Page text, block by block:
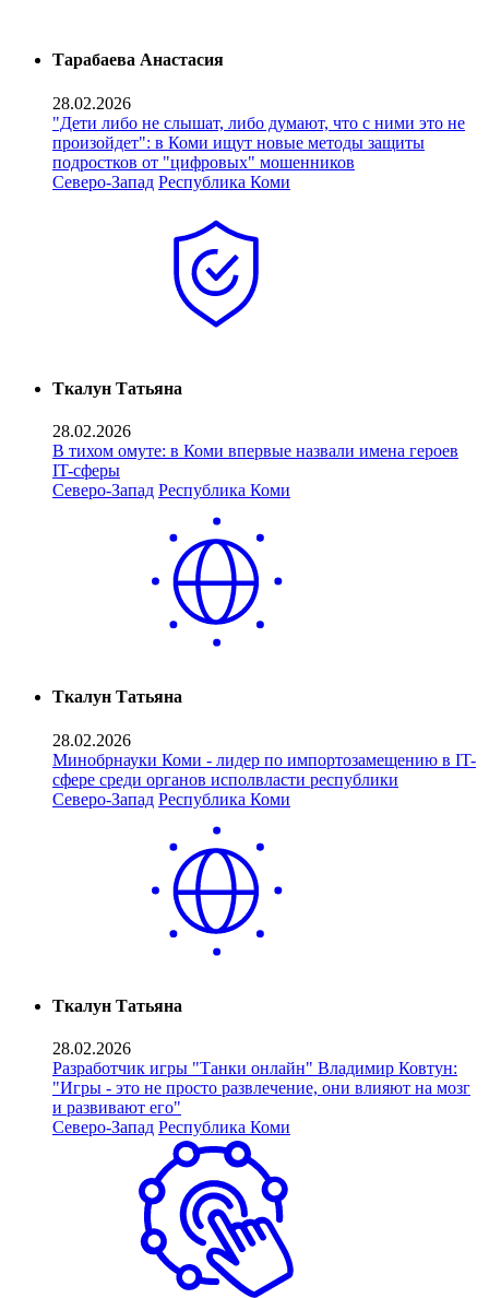
Тарабаева Анастасия
28.02.2026
"Дети либо не слышат, либо думают, что с ними это не
произойдет": в Коми ищут новые методы защиты
подростков от "цифровых" мошенников
Северо-Запад Республика Коми
Ткалун Татьяна
28.02.2026
В тихом омуте: в Коми впервые назвали имена героев
IT-сферы
Северо-Запад Республика Коми
Ткалун Татьяна
28.02.2026
Минобрнауки Коми - лидер по импортозамещению в IT-
сфере среди органов исполвласти республики
Северо-Запад Республика Коми
Ткалун Татьяна
28.02.2026
Разработчик игры "Танки онлайн" Владимир Ковтун:
"Игры - это не просто развлечение, они влияют на мозг
и развивают его"
Северо-Запад Республика Коми